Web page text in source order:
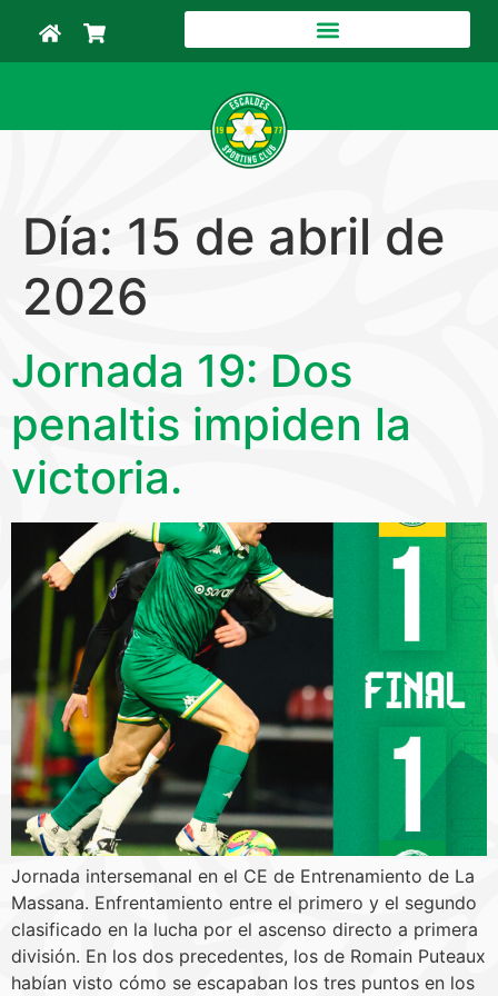
Día: 15 de abril de
2026
Jornada 19: Dos
penaltis impiden la
victoria.
Jornada intersemanal en el CE de Entrenamiento de La
Massana. Enfrentamiento entre el primero y el segundo
clasificado en la lucha por el ascenso directo a primera
división. En los dos precedentes, los de Romain Puteaux
habían visto cómo se escapaban los tres puntos en los